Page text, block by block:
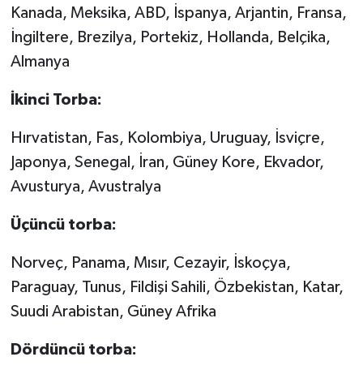
Kanada, Meksika, ABD, İspanya, Arjantin, Fransa,
İngiltere, Brezilya, Portekiz, Hollanda, Belçika,
Almanya
İkinci Torba:
Hırvatistan, Fas, Kolombiya, Uruguay, İsviçre,
Japonya, Senegal, İran, Güney Kore, Ekvador,
Avusturya, Avustralya
Üçüncü torba:
Norveç, Panama, Mısır, Cezayir, İskoçya,
Paraguay, Tunus, Fildişi Sahili, Özbekistan, Katar,
Suudi Arabistan, Güney Afrika
Dördüncü torba: